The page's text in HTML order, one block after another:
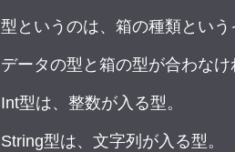
型というのは、箱の種類という
データの型と箱の型が合わなけ
Int型は、整数が入る型。
String型は、文字列が入る型。